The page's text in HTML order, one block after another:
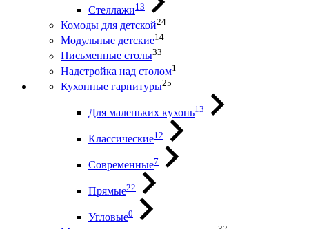
Стеллажи13
Комоды для детской24
Модульные детские14
Письменные столы33
Надстройка над столом1
Кухонные гарнитуры25
Для маленьких кухонь13
Классические12
Современные7
Прямые22
Угловые0